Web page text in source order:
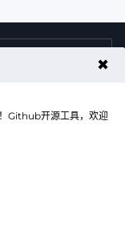
✖
Github开源工具，欢迎